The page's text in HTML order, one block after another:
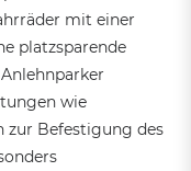
mit einer
platzsparende
wie
zur Befestigung des